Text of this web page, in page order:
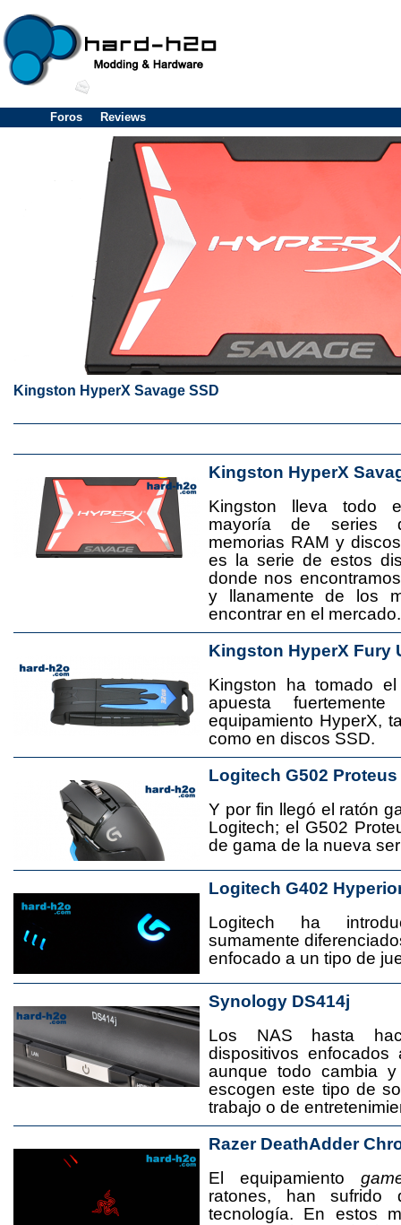
Foros Reviews
Kingston HyperX Savage SSD
Kingston HyperX
Kingston lleva todo
mayoría de series
memorias RAM y
es la serie de estos
donde nos
y llanamente de los
encontrar en el mercado.
Kingston HyperX Fury
Kingston ha tomado
apuesta
equipamiento HyperX,
como en discos SSD.
Logitech G502 Proteus
Y por fin llegó el ratón
Logitech; el G502
de gama de la nueva
Logitech G402
Logitech ha
sumamente
enfocado a un tipo de
Synology DS414j
Los NAS hasta
dispositivos
aunque todo cambia
escogen este tipo de
trabajo o de
Razer DeathAdder
El equipamiento
ratones, han sufrido
tecnología. En estos